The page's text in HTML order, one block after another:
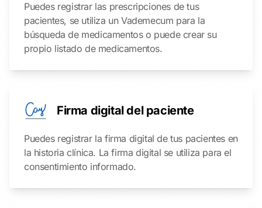
Puedes registrar las prescripciones de tus
pacientes, se utiliza un Vademecum para la
búsqueda de medicamentos o puede crear su
propio listado de medicamentos.
Firma digital del paciente
Puedes registrar la firma digital de tus pacientes en
la historia clínica. La firma digital se utiliza para el
consentimiento informado.